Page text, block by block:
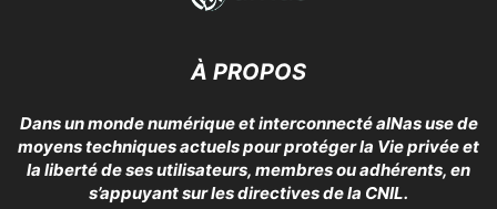
À PROPOS
Dans un monde numérique et interconnecté alNas use de
moyens techniques actuels pour protéger la Vie privée et
la liberté de ses utilisateurs, membres ou adhérents, en
s’appuyant sur les directives de la CNIL.